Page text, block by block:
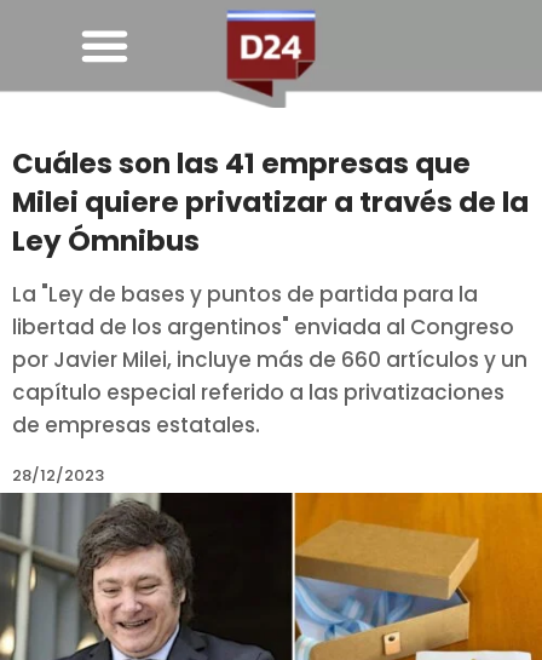
Cuáles son las 41 empresas que
Milei quiere privatizar a través de la
Ley Ómnibus
La "Ley de bases y puntos de partida para la
libertad de los argentinos" enviada al Congreso
por Javier Milei, incluye más de 660 artículos y un
capítulo especial referido a las privatizaciones
de empresas estatales.
28/12/2023